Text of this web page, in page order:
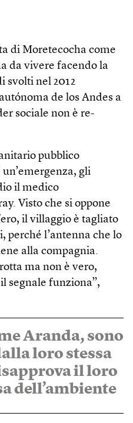
di Moretecocha come
da vivere facendo la
svolti nel 2012
de los Andes a
sociale non è re­
pubblico
gli
il medico
Visto che si oppone
il villaggio è tagliato
perché l’antenna che lo
alla compagnia.
ma non è vero,
segnale funziona”,
Aranda, sono
loro stessa
il loro
dell’ambiente